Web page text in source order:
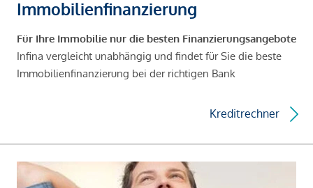
Immobilienfinanzierung
Für Ihre Immobilie nur die besten Finanzierungsangebote
Infina vergleicht unabhängig und findet für Sie die beste
Immobilienfinanzierung bei der richtigen Bank
Kreditrechner